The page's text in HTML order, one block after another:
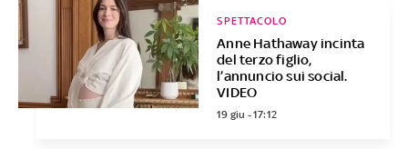
Anne Hathaway incinta
del terzo figlio,
l’annuncio sui social.
VIDEO
SPETTACOLO
19 giu - 17:12